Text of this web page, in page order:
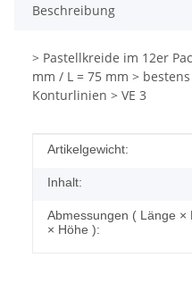
Beschreibung
> Pastellkreide im 12er
mm / L = 75 mm >
Konturlinien > VE 3
Produkteigenschaft
Wert
Artikelgewicht:
Inhalt:
Abmessungen ( Länge ×
× Höhe ):